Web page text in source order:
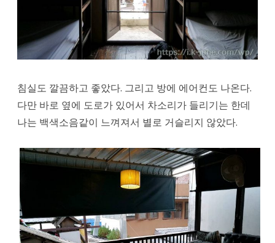
침실도 깔끔하고 좋았다. 그리고 방에 에어컨도 나온다.
다만 바로 옆에 도로가 있어서 차소리가 들리기는 한데
나는 백색소음같이 느껴져서 별로 거슬리지 않았다.